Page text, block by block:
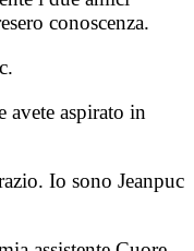
conoscenza.
avete aspirato in
Io sono Jeanpuc